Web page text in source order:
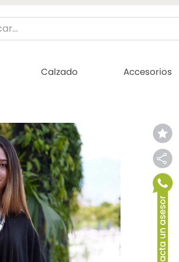
Buscar...
Calzado Accesorios